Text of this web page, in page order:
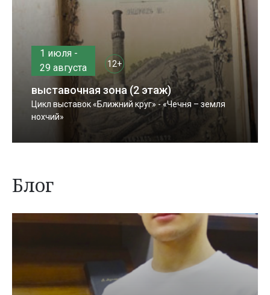
1 июля -
29 августа
12+
выставочная зона (2 этаж)
Цикл выставок «Ближний круг» - «Чечня – земля
нохчий»
Блог